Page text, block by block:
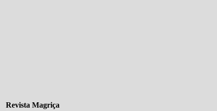
Revista Magriça